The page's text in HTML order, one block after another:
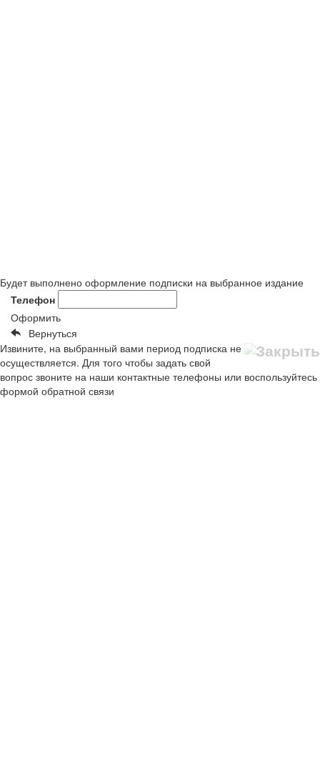
Будет выполнено оформление подписки на выбранное издание
Телефон
Оформить
Вернуться
Извините, на выбранный вами период подписка не
осуществляется. Для того чтобы задать свой
вопрос звоните на наши контактные телефоны или воспользуйтесь
формой обратной связи